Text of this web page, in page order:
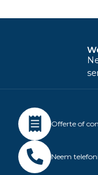
Offerte of
Neem